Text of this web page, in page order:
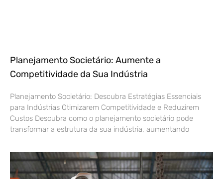
Planejamento Societário: Aumente a
Competitividade da Sua Indústria
Planejamento Societário: Descubra Estratégias Essenciais
para Indústrias Otimizarem Competitividade e Reduzirem
Custos Descubra como o planejamento societário pode
transformar a estrutura da sua indústria, aumentando